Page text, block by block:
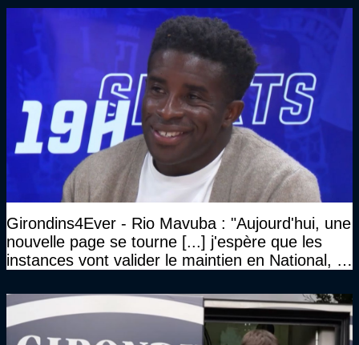
Girondins4Ever - Rio Mavuba : "Aujourd'hui, une
nouvelle page se tourne [...] j'espère que les
instances vont valider le maintien en National, et
haut niveau"